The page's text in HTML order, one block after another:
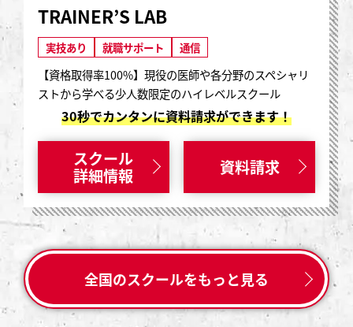
TRAINER’S LAB
実技あり 就職サポート 通信
【資格取得率100%】現役の医師や各分野のスペシャリ
ストから学べる少人数限定のハイレベルスクール
30秒でカンタンに資料請求ができます！
スクール
詳細情報 資料請求
全国のスクールをもっと見る